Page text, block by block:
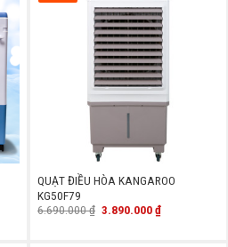
QUẠT ĐIỀU HÒA KANGAROO
KG50F79
6.690.000₫ Giá
3.890.000₫Giá